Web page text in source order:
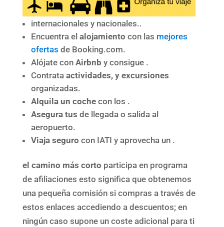
internacionales y nacionales..
Encuentra el alojamiento con las mejores
ofertas de Booking.com.
Alójate con Airbnb y consigue .
Contrata actividades, y excursiones
organizadas.
Alquila un cochecon los .
Asegura tus de llegada o salida al
aeropuerto.
Viaja seguro con IATI y aprovecha un .
el camino más corto participa en programa
de afiliaciones esto significa que obtenemos
una pequeña comisión si compras a través de
estos enlaces accediendo a descuentos; en
ningún caso supone un coste adicional para ti